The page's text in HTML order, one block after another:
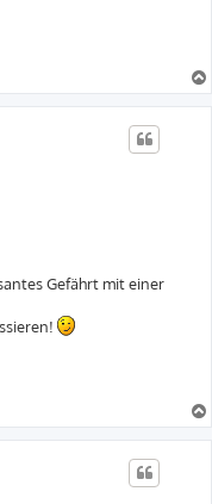
Gefährt mit einer